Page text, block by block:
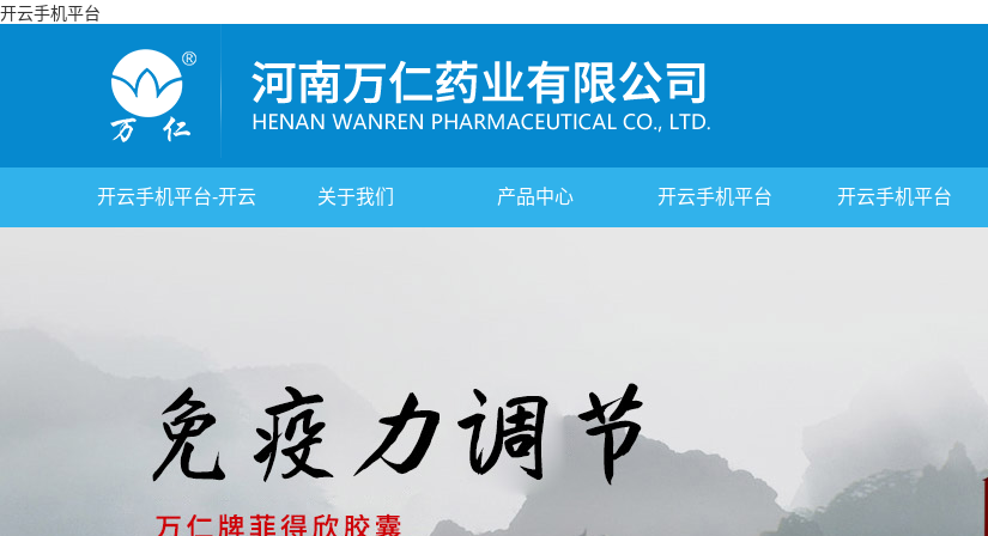
开云手机平台
开云手机平台-开云 关于我们 产品中心 开云手机平台 开云手机平台